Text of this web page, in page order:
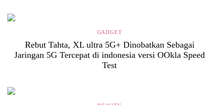
GADGET
Rebut Tahta, XL ultra 5G+ Dinobatkan Sebagai
Jaringan 5G Tercepat di indonesia versi OOkla Speed
Test